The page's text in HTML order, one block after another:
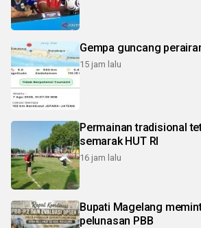
Gempa guncang
15 jam lalu
Permainan tradisional
semarak HUT RI
16 jam lalu
Bupati Magelang
pelunasan PBB